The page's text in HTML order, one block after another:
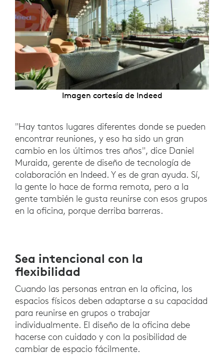
Imagen cortesía de Indeed
"Hay tantos lugares diferentes donde se pueden
encontrar reuniones, y eso ha sido un gran
cambio en los últimos tres años", dice Daniel
Muraida, gerente de diseño de tecnología de
colaboración en Indeed. Y es de gran ayuda. Sí,
la gente lo hace de forma remota, pero a la
gente también le gusta reunirse con esos grupos
en la oficina, porque derriba barreras.
Sea intencional con la
flexibilidad
Cuando las personas entran en la oficina, los
espacios físicos deben adaptarse a su capacidad
para reunirse en grupos o trabajar
individualmente. El diseño de la oficina debe
hacerse con cuidado y con la posibilidad de
cambiar de espacio fácilmente.